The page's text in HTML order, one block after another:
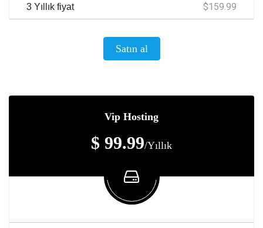
3 Yıllık fiyat $159.99
Satın al
Vip Hosting
$ 99.99/Yıllık